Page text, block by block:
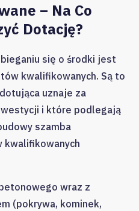
– Na Co
Dotację?
się o środki jest
kwalifikowanych. Są to
uznaje za
i które podlegają
szamba
kwalifikowanych
wraz z
(pokrywa, kominek,